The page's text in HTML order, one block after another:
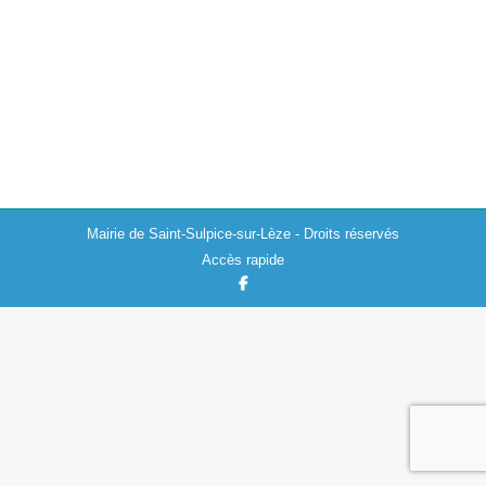
Mairie de Saint-Sulpice-sur-Lèze - Droits réservés
Accès rapide